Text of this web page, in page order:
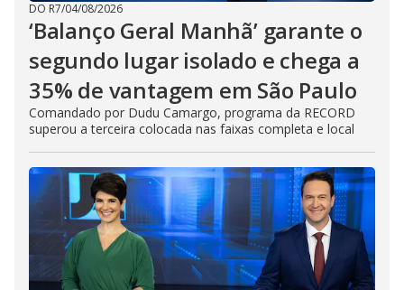
DO R7/04/08/2026
‘Balanço Geral Manhã’ garante o
segundo lugar isolado e chega a
35% de vantagem em São Paulo
Comandado por Dudu Camargo, programa da RECORD
superou a terceira colocada nas faixas completa e local